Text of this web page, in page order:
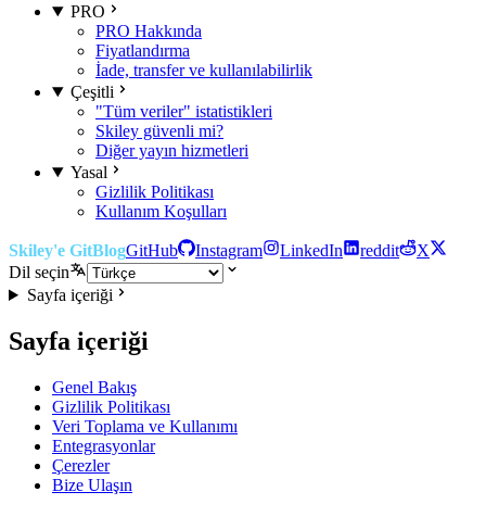
PRO
PRO Hakkında
Fiyatlandırma
İade, transfer ve kullanılabilirlik
Çeşitli
"Tüm veriler" istatistikleri
Skiley güvenli mi?
Diğer yayın hizmetleri
Yasal
Gizlilik Politikası
Kullanım Koşulları
Skiley'e GitBlogGitHub Instagram LinkedIn reddit
X
Dil seçin
Sayfa içeriği
Sayfa içeriği
Genel Bakış
Gizlilik Politikası
Veri Toplama ve Kullanımı
Entegrasyonlar
Çerezler
Bize Ulaşın